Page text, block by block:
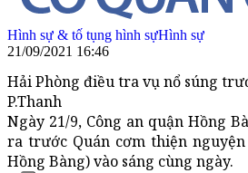
Hình sự & tố tụng hình sựHình sự
21/09/2021 16:46
Hải Phòng điều tra vụ nổ súng
P.Thanh
Ngày 21/9, Công an quận Hồng
ra trước Quán cơm thiện
Hồng Bàng) vào sáng cùng ngày.